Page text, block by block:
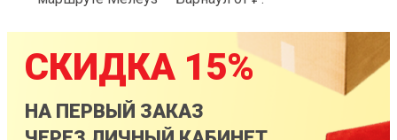
СКИДКА 15%
НА ПЕРВЫЙ ЗАКАЗ